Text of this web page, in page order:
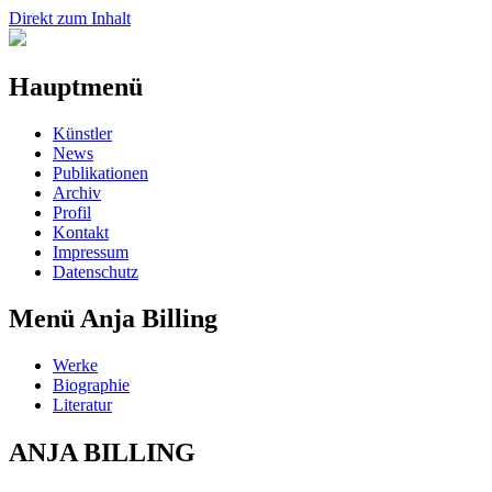
Direkt zum Inhalt
Hauptmenü
Künstler
News
Publikationen
Archiv
Profil
Kontakt
Impressum
Datenschutz
Menü Anja Billing
Werke
Biographie
Literatur
ANJA BILLING